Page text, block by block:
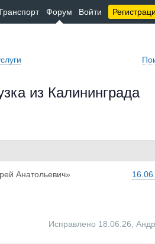
Форум Войти
из Калининграда
Анатольевич»
Исправлено 18.06.26